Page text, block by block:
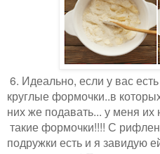
6. Идеально, если у вас
круглые формочки..в
них же подавать... у меня
такие формочки!!!! С
подружки есть и я завидую